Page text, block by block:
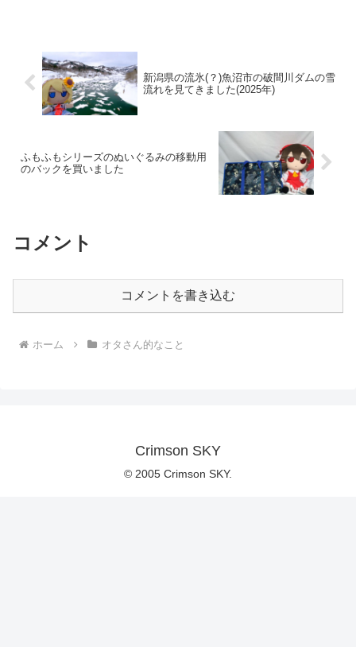
新潟県の流氷(？)魚沼市の破間川ダムの雪
流れを見てきました(2025年)
ふもふもシリーズのぬいぐるみの移動用
のバックを買いました
コメント
コメントを書き込む
ホーム オタさん的なこと
Crimson SKY
© 2005 Crimson SKY.